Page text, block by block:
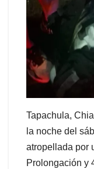
Tapachula,
la noche del
atropellada por
Prolongación y